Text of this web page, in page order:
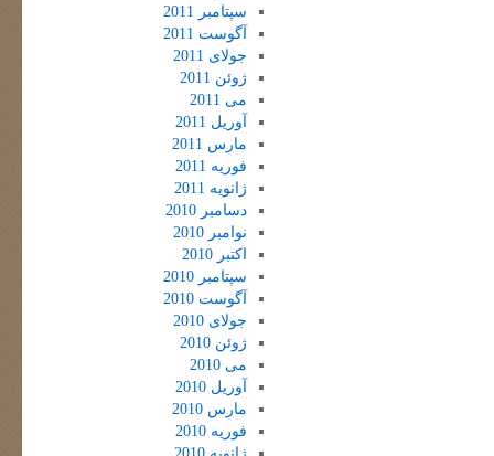
سپتامبر 2011
آگوست 2011
جولای 2011
ژوئن 2011
می 2011
آوریل 2011
مارس 2011
فوریه 2011
ژانویه 2011
دسامبر 2010
نوامبر 2010
اکتبر 2010
سپتامبر 2010
آگوست 2010
جولای 2010
ژوئن 2010
می 2010
آوریل 2010
مارس 2010
فوریه 2010